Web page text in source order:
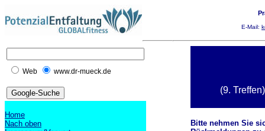
E-Mail:
Web www.dr-mueck.de
Home
Nach oben
(9.
Bitte nehmen Sie